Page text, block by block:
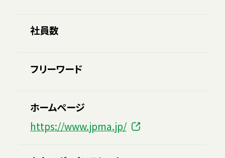
社員数
フリーワード
ホームページ
https://www.jpma.jp/